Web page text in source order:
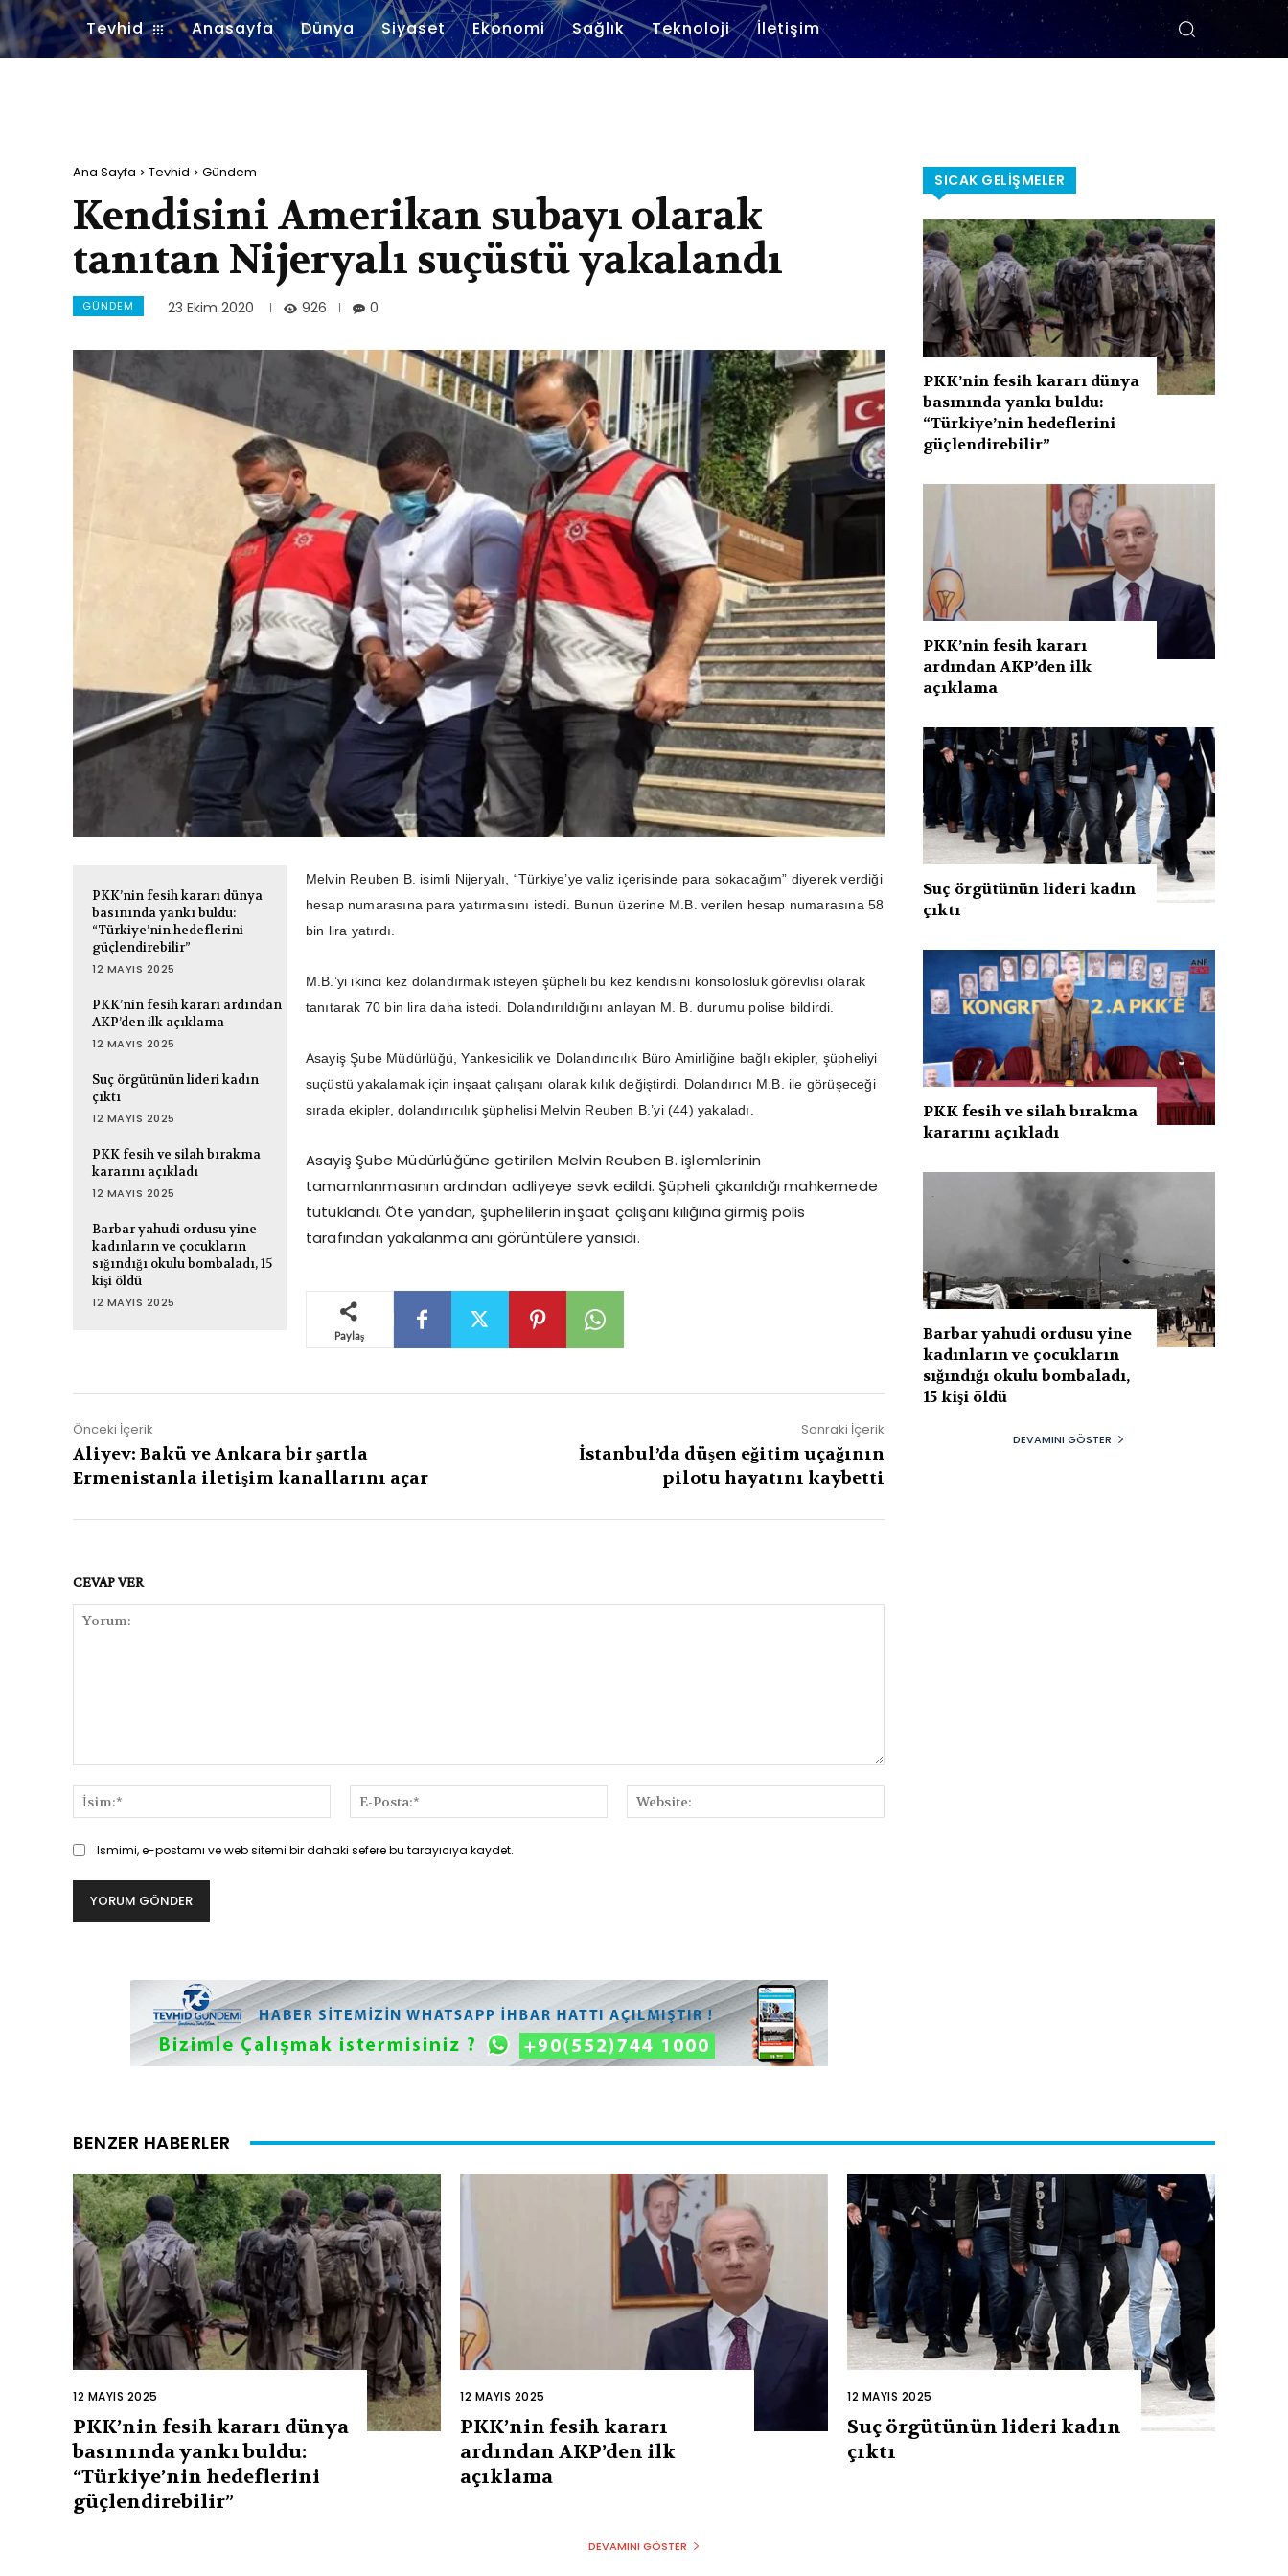
Tevhid Anasayfa Dünya Siyaset Ekonomi Sağlık Teknoloji İletişim
Ana Sayfa Tevhid Gündem
Kendisini Amerikan subayı olarak
tanıtan Nijeryalı suçüstü yakalandı
GÜNDEM 23 Ekim 2020 926 0
PKK’nin fesih kararı dünya
basınında yankı buldu:
“Türkiye’nin hedeflerini
güçlendirebilir”
12 MAYIS 2025
PKK’nin fesih kararı ardından
AKP’den ilk açıklama
12 MAYIS 2025
Suç örgütünün lideri kadın
çıktı
12 MAYIS 2025
PKK fesih ve silah bırakma
kararını açıkladı
12 MAYIS 2025
Barbar yahudi ordusu yine
kadınların ve çocukların
sığındığı okulu bombaladı, 15
kişi öldü
12 MAYIS 2025
Melvin Reuben B. isimli Nijeryalı, “Türkiye’ye valiz içerisinde para sokacağım” diyerek verdiği
hesap numarasına para yatırmasını istedi. Bunun üzerine M.B. verilen hesap numarasına 58
bin lira yatırdı.
M.B.’yi ikinci kez dolandırmak isteyen şüpheli bu kez kendisini konsolosluk görevlisi olarak
tanıtarak 70 bin lira daha istedi. Dolandırıldığını anlayan M. B. durumu polise bildirdi.
Asayiş Şube Müdürlüğü, Yankesicilik ve Dolandırıcılık Büro Amirliğine bağlı ekipler, şüpheliyi
suçüstü yakalamak için inşaat çalışanı olarak kılık değiştirdi. Dolandırıcı M.B. ile görüşeceği
sırada ekipler, dolandırıcılık şüphelisi Melvin Reuben B.’yi (44) yakaladı.
Asayiş Şube Müdürlüğüne getirilen Melvin Reuben B. işlemlerinin
tamamlanmasının ardından adliyeye sevk edildi. Şüpheli çıkarıldığı mahkemede
tutuklandı. Öte yandan, şüphelilerin inşaat çalışanı kılığına girmiş polis
tarafından yakalanma anı görüntülere yansıdı.
Paylaş
Önceki İçerik
Aliyev: Bakü ve Ankara bir şartla
Ermenistanla iletişim kanallarını açar
Sonraki İçerik
İstanbul’da düşen eğitim uçağının
pilotu hayatını kaybetti
CEVAP VER
İsim:*
Posta:*
Ismimi, e-postamı ve web sitemi bir dahaki sefere bu tarayıcıya kaydet.
SICAK GELIŞMELER
PKK’nin fesih kararı dünya
basınında yankı buldu:
“Türkiye’nin hedeflerini
güçlendirebilir”
PKK’nin fesih kararı
ardından AKP’den ilk
açıklama
Suç örgütünün lideri kadın
çıktı
PKK fesih ve silah bırakma
kararını açıkladı
Barbar yahudi ordusu yine
kadınların ve çocukların
sığındığı okulu bombaladı,
15 kişi öldü
DEVAMINI GÖSTER
BENZER HABERLER
12 MAYIS 2025
PKK’nin fesih kararı dünya
basınında yankı buldu:
“Türkiye’nin hedeflerini
güçlendirebilir”
12 MAYIS 2025
PKK’nin fesih kararı
ardından AKP’den ilk
açıklama
12 MAYIS 2025
Suç örgütünün lideri kadın
çıktı
DEVAMINI GÖSTER